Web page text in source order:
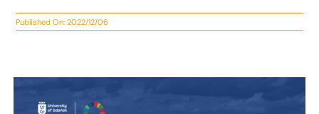
Published On: 2022/12/06